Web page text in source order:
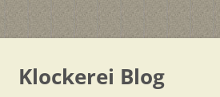
Zum
springen
Klockerei Blog